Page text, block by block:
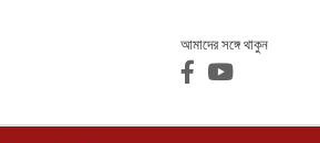
আমাদের সঙ্গে থাকুন